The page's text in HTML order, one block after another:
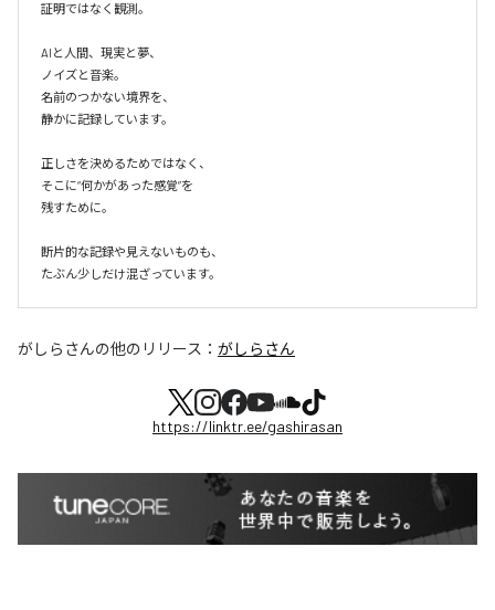
証明ではなく観測。
AIと人間、現実と夢、
ノイズと音楽。
名前のつかない境界を、
静かに記録しています。
正しさを決めるためではなく、
そこに“何かがあった感覚”を
残すために。
断片的な記録や見えないものも、
たぶん少しだけ混ざっています。
がしらさんの他のリリース： がしらさん
https://linktr.ee/gashirasan